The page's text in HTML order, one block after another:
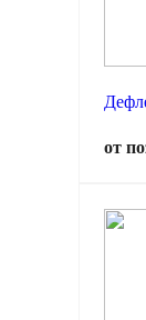
от